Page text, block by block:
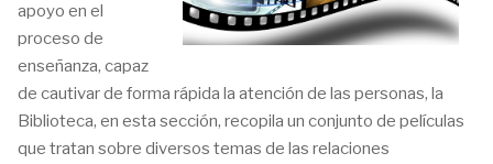
apoyo en el
proceso de
enseñanza, capaz
de cautivar de forma rápida la atención de las personas, la
Biblioteca, en esta sección, recopila un conjunto de películas
que tratan sobre diversos temas de las relaciones